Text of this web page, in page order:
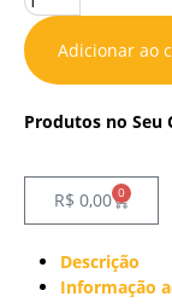
Adicionar ao
Produtos no Seu
R$ 0,00 0
Descrição
Informação